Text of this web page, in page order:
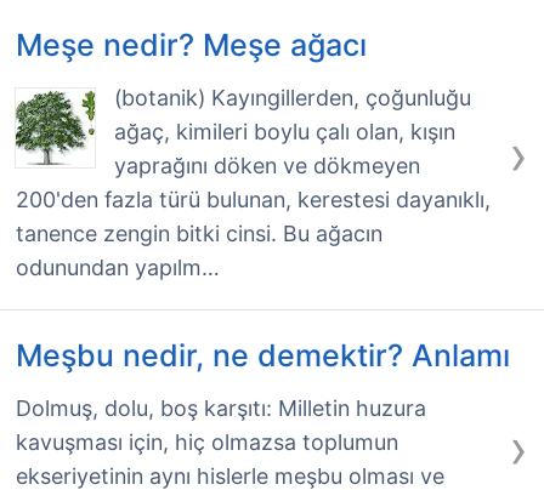
Meşe nedir? Meşe ağacı
›
(botanik) Kayıngillerden, çoğunluğu
ağaç, kimileri boylu çalı olan, kışın
yaprağını döken ve dökmeyen
200'den fazla türü bulunan, kerestesi dayanıklı,
tanence zengin bitki cinsi. Bu ağacın
odunundan yapılm…
Meşbu nedir, ne demektir? Anlamı
›
Dolmuş, dolu, boş karşıtı: Milletin huzura
kavuşması için, hiç olmazsa toplumun
ekseriyetinin aynı hislerle meşbu olması ve